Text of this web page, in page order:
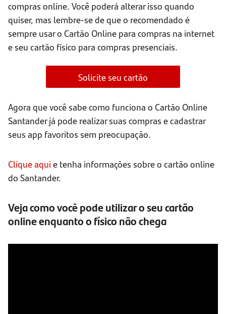
compras online. Você poderá alterar isso quando
quiser, mas lembre-se de que o recomendado é
sempre usar o Cartão Online para compras na internet
e seu cartão físico para compras presenciais.
Solicite seu cartão
Agora que você sabe como funciona o Cartão Online
Santander já pode realizar suas compras e cadastrar
seus app favoritos sem preocupação.
Clique aqui e tenha informações sobre o cartão online
do Santander.
Veja como você pode utilizar o seu cartão
online enquanto o físico não chega